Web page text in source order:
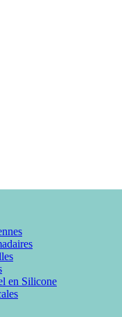
en Silicone